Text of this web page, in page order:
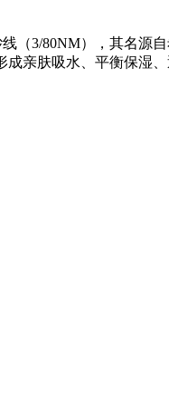
（3/80NM），其名
亲肤吸水、平衡保湿